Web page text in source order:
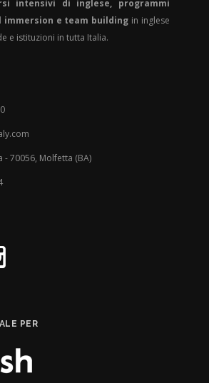
intensivi di inglese, programmi
e team building in inglese
e istituzioni in tutta Italia.
- 70056, Molfetta (BA)
PER